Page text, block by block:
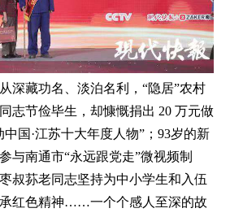
藏功名、淡泊名利，“隐居”农村
志节俭毕生，却慷慨捐出 20 万元做
中国·江苏十大年度人物”；93岁的新
与南通市“永远跟党走”微视频制
叔荪老同志坚持为中小学生和入伍
红色精神……一个个感人至深的故